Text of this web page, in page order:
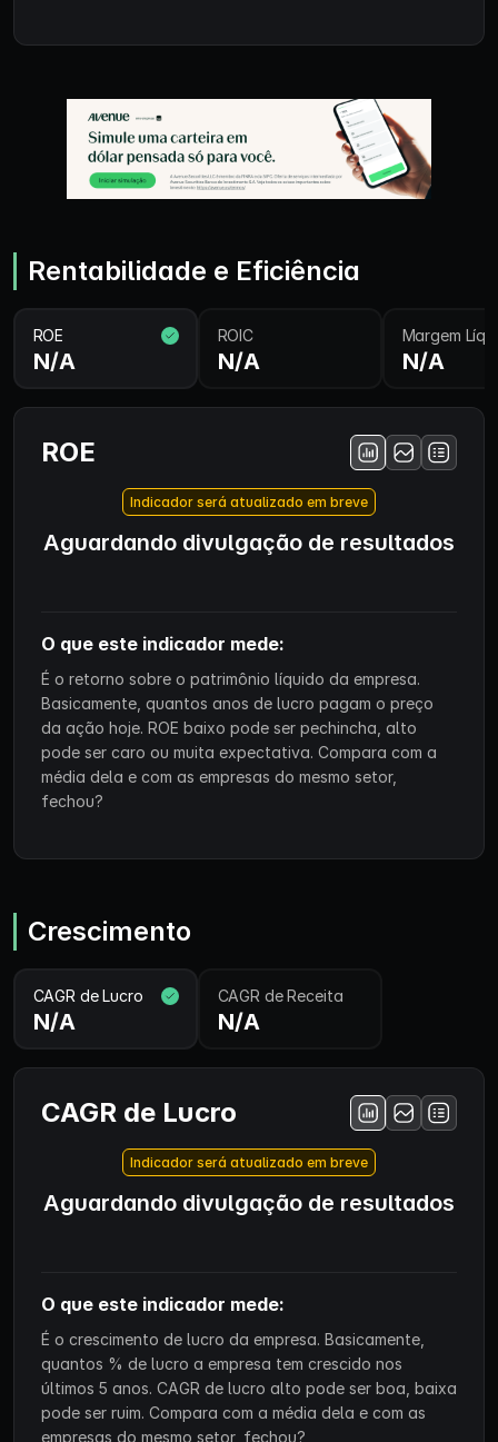
Rentabilidade e Eficiência
ROE
N/A
ROIC
N/A
Margem
N/A
ROE
Indicador será atualizado em breve
Aguardando divulgação de resultados
O que este indicador mede:
É o retorno sobre o patrimônio líquido da empresa.
Basicamente, quantos anos de lucro pagam o preço
da ação hoje. ROE baixo pode ser pechincha, alto
pode ser caro ou muita expectativa. Compara com a
média dela e com as empresas do mesmo setor,
fechou?
Crescimento
CAGR de Lucro
N/A
CAGR de Receita
N/A
CAGR de Lucro
Indicador será atualizado em breve
Aguardando divulgação de resultados
O que este indicador mede:
É o crescimento de lucro da empresa. Basicamente,
quantos % de lucro a empresa tem crescido nos
últimos 5 anos. CAGR de lucro alto pode ser boa, baixa
pode ser ruim. Compara com a média dela e com as
empresas do mesmo setor, fechou?